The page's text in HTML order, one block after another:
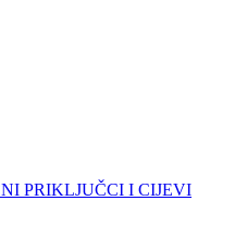
PRIKLJUČCI I CIJEVI